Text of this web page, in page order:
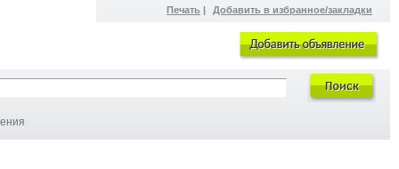
Печать | Добавить в избранное/закладки